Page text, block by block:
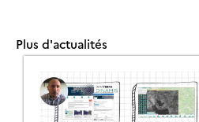
Plus d'actualités